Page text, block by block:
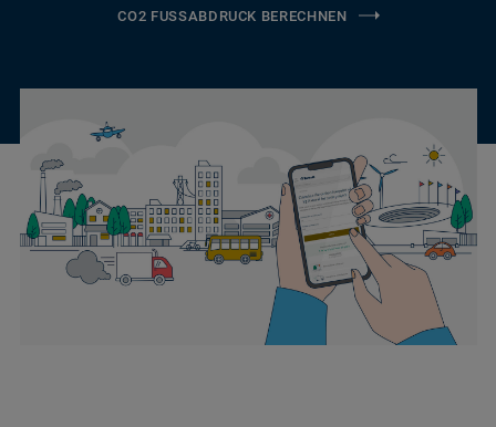
CO2 FUSSABDRUCK BERECHNEN